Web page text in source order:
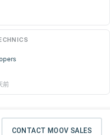
前
CONTACT MOOV SALES